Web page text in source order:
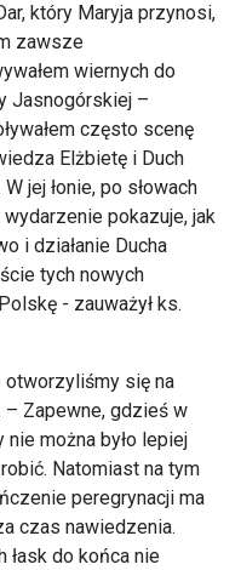
który Maryja przynosi,
zawsze
wiernych do
Jasnogórskiej –
często scenę
Elżbietę i Duch
jej łonie, po słowach
pokazuje, jak
i działanie Ducha
tych nowych
- zauważył ks.
otworzyliśmy się na
– Zapewne, gdzieś w
można było lepiej
Natomiast na tym
peregrynacji ma
czas nawiedzenia.
łask do końca nie